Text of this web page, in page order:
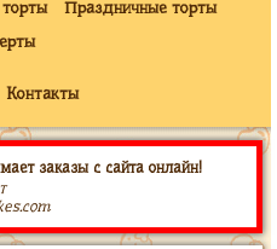
Праздничные торты
Контакты
заказы с сайта онлайн!